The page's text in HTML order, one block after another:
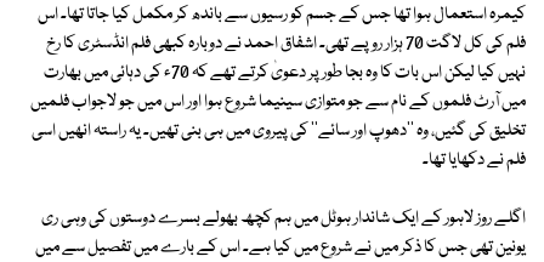
کیمرہ استعمال ہوا تھا جس کے جسم کو رسیوں سے باندھ کر مکمل کیا جاتا تھا۔ اس
فلم کی کل لاگت 70 ہزار روپے تھی۔ اشفاق احمد نے دوبارہ کبھی فلم انڈسٹری کا رخ
نہیں کیا لیکن اس بات کا وہ بجا طور پر دعویٰ کرتے تھے کہ 70ء کی دہائی میں بھارت
میں آرٹ فلموں کے نام سے جو متوازی سینیما شروع ہوا اور اس میں جو لاجواب فلمیں
تخلیق کی گئیں، وہ ''دھوپ اور سائے'' کی پیروی میں ہی بنی تھیں۔ یہ راستہ انھیں اسی
فلم نے دکھایا تھا۔
اگلے روز لاہور کے ایک شاندار ہوٹل میں ہم کچھ بھولے بسرے دوستوں کی وہی ری
یونین تھی جس کا ذکر میں نے شروع میں کیا ہے۔ اس کے بارے میں تفصیل سے میں